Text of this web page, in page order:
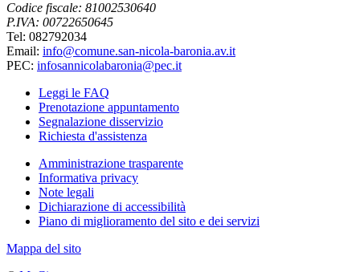
Codice fiscale: 81002530640
P.IVA: 00722650645
Tel: 082792034
Email: info@comune.san-nicola-baronia.av.it
PEC: infosannicolabaronia@pec.it
Leggi le FAQ
Prenotazione appuntamento
Segnalazione disservizio
Richiesta d'assistenza
Amministrazione trasparente
Informativa privacy
Note legali
Dichiarazione di accessibilità
Piano di miglioramento del sito e dei servizi
Mappa del sito